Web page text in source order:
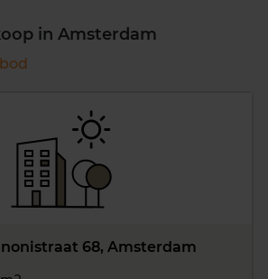
in Amsterdam
68, Amsterdam